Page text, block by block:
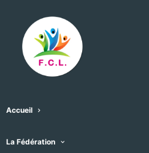
Accueil
La Fédération